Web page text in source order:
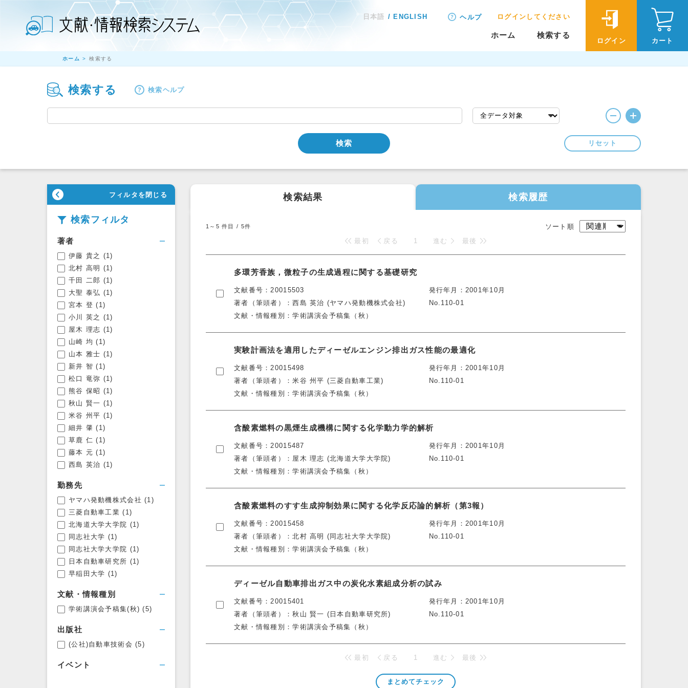
日本語 ENGLISH ヘルプ ログインしてください
ホーム 検索する
ログイン カート
ホーム 検索する
検索する 検索ヘルプ
検索 リセット
フィルタを閉じる
検索フィルタ
著者
伊藤 貴之 (1)
北村 高明 (1)
千田 二郎 (1)
大聖 泰弘 (1)
宮本 登 (1)
小川 英之 (1)
屋木 理志 (1)
山崎 均 (1)
山本 雅士 (1)
新井 智 (1)
松口 竜弥 (1)
熊谷 保昭 (1)
秋山 賢一 (1)
米谷 州平 (1)
細井 肇 (1)
草鹿 仁 (1)
藤本 元 (1)
西島 英治 (1)
勤務先
ヤマハ発動機株式会社 (1)
三菱自動車工業 (1)
北海道大学大学院 (1)
同志社大学 (1)
同志社大学大学院 (1)
日本自動車研究所 (1)
早稲田大学 (1)
文献・情報種別
学術講演会予稿集(秋) (5)
出版社
(公社)自動車技術会 (5)
イベント
フィルタを開く
検索結果 検索履歴
1～5件目 / 5件
ソート順
最初
戻る 1 進む 最後
多環芳香族，微粒子の生成過程に関する基礎研究
文献番号
20015503
著者（筆頭者）
西島 英治 (ヤマハ発動機株式会社)
文献・情報種別
学術講演会予稿集（秋）
発行年月
2001年10月
No.110-01
実験計画法を適用したディーゼルエンジン排出ガス性能の最適化
文献番号
20015498
著者（筆頭者）
米谷 州平 (三菱自動車工業)
文献・情報種別
学術講演会予稿集（秋）
発行年月
2001年10月
No.110-01
含酸素燃料の黒煙生成機構に関する化学動力学的解析
文献番号
20015487
著者（筆頭者）
屋木 理志 (北海道大学大学院)
文献・情報種別
学術講演会予稿集（秋）
発行年月
2001年10月
No.110-01
含酸素燃料のすす生成抑制効果に関する化学反応論的解析（第3報）
文献番号
20015458
著者（筆頭者）
北村 高明 (同志社大学大学院)
文献・情報種別
学術講演会予稿集（秋）
発行年月
2001年10月
No.110-01
ディーゼル自動車排出ガス中の炭化水素組成分析の試み
文献番号
20015401
著者（筆頭者）
秋山 賢一 (日本自動車研究所)
文献・情報種別
学術講演会予稿集（秋）
発行年月
2001年10月
No.110-01
最初 戻る 1 進む 最後